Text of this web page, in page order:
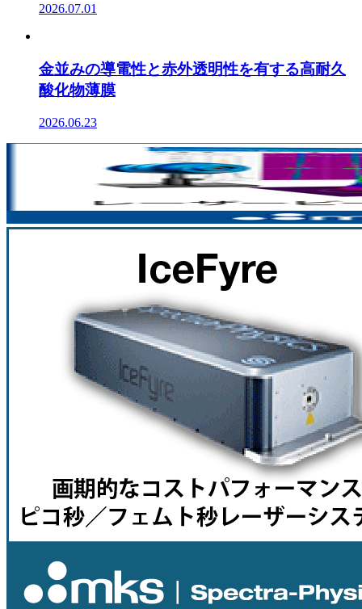
2026.07.01
金並みの導電性と赤外透明性を有する高耐久
酸化物薄膜
2026.06.23